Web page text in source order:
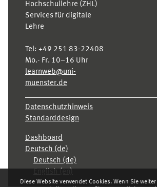
Diese Website verwendet Cookies. Wenn Sie
Hochschullehre (ZHL)
Services für digitale
Lehre
Tel: +49 251 83-22408
Mo.- Fr. 10–16 Uhr
learnweb@uni-
muenster.de
Datenschutzhinweis
Standarddesign
Dashboard
Deutsch ‎(de)‎
Deutsch ‎(de)‎